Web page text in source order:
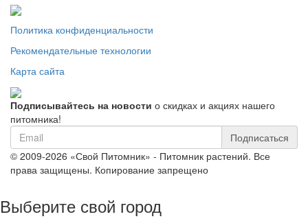
Политика конфиденциальности
Рекомендательные технологии
Карта сайта
Подписывайтесь на новости о скидках и акциях нашего
питомника!
Подписаться
© 2009-2026 «Свой Питомник» - Питомник растений. Все
права защищены. Копирование запрещено
Выберите свой город